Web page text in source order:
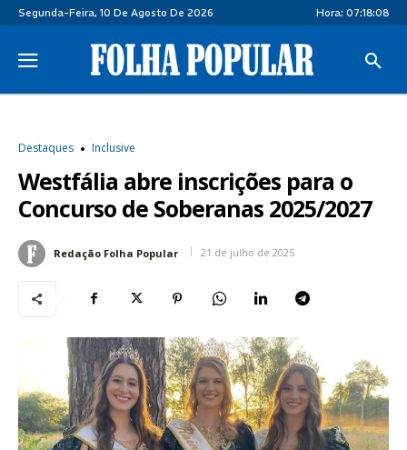
Segunda-Feira, 10 De Agosto De 2026 Hora: 07:18:08
Destaques Inclusive
Westfália abre inscrições para o
Concurso de Soberanas 2025/2027
Redação Folha Popular 21 de julho de 2025